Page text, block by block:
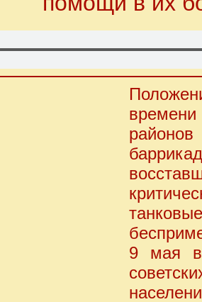
районов
9 мая